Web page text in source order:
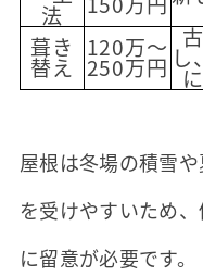
法
葺き
替え
120万～
250万円 し
屋根は冬場の積雪
を受けやすいため
に留意が必要です。